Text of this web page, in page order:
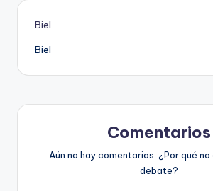
Biel
Biel
Comentarios
Aún no hay comentarios. ¿Por qué
debate?